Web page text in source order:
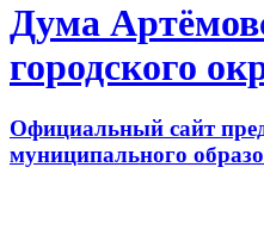
Дума
городского
Официальный сайт
муниципального